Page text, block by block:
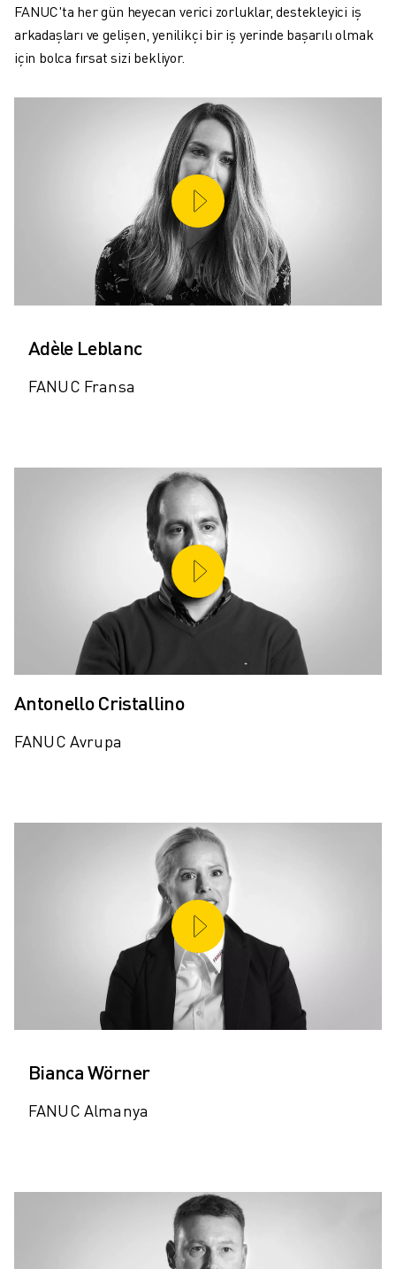
FANUC'ta her gün heyecan verici zorluklar, destekleyici iş
arkadaşları ve gelişen, yenilikçi bir iş yerinde başarılı olmak
için bolca fırsat sizi bekliyor.
Adèle Leblanc
FANUC Fransa
Antonello Cristallino
FANUC Avrupa
Bianca Wörner
FANUC Almanya